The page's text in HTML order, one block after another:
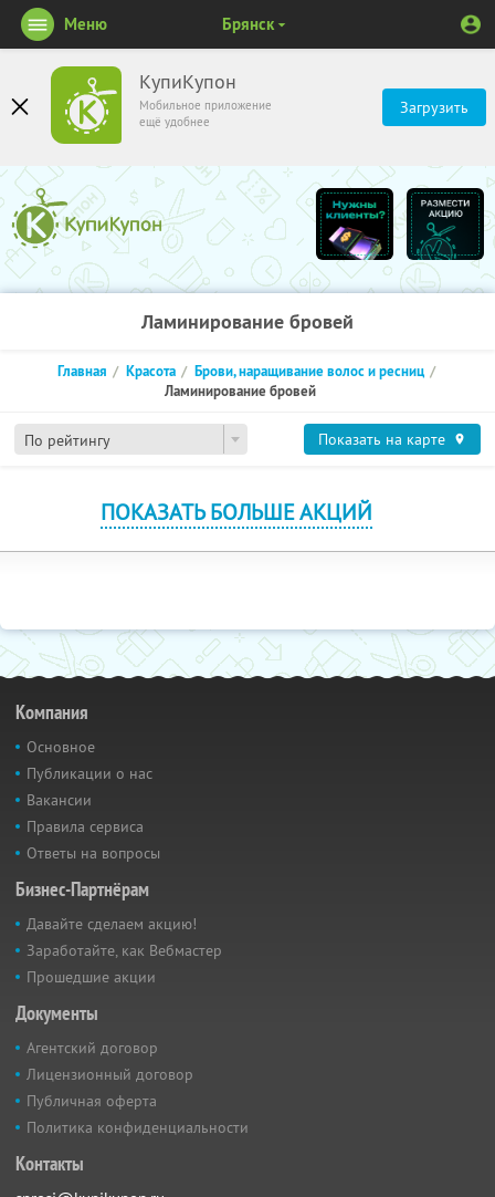
КупиКупон
Мобильное приложение
ещё удобнее
Загрузить
Меню Брянск
Ламинирование бровей
По рейтингу
Главная Красота
Брови, наращивание волос и ресниц
Ламинирование бровей
Показать на карте
ПОКАЗАТЬ БОЛЬШЕ АКЦИЙ
Компания
Основное
Публикации о нас
Вакансии
Правила сервиса
Ответы на вопросы
Бизнес-Партнёрам
Давайте сделаем акцию!
Заработайте, как Вебмастер
Прошедшие акции
Документы
Агентский договор
Лицензионный договор
Публичная оферта
Политика конфиденциальности
Контакты